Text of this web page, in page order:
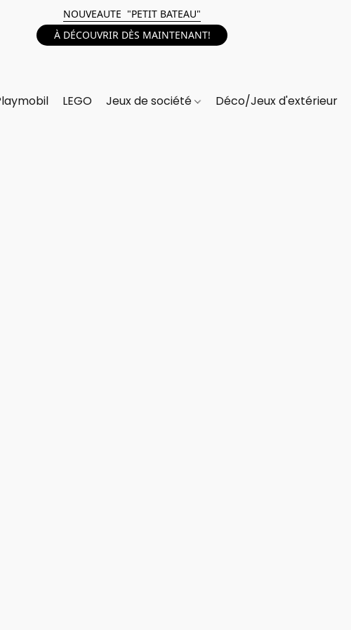
NOUVEAUTE "PETIT BATEAU"
À DÉCOUVRIR DÈS MAINTENANT!
LEGO Jeux de société Déco/Jeux d'extérieur